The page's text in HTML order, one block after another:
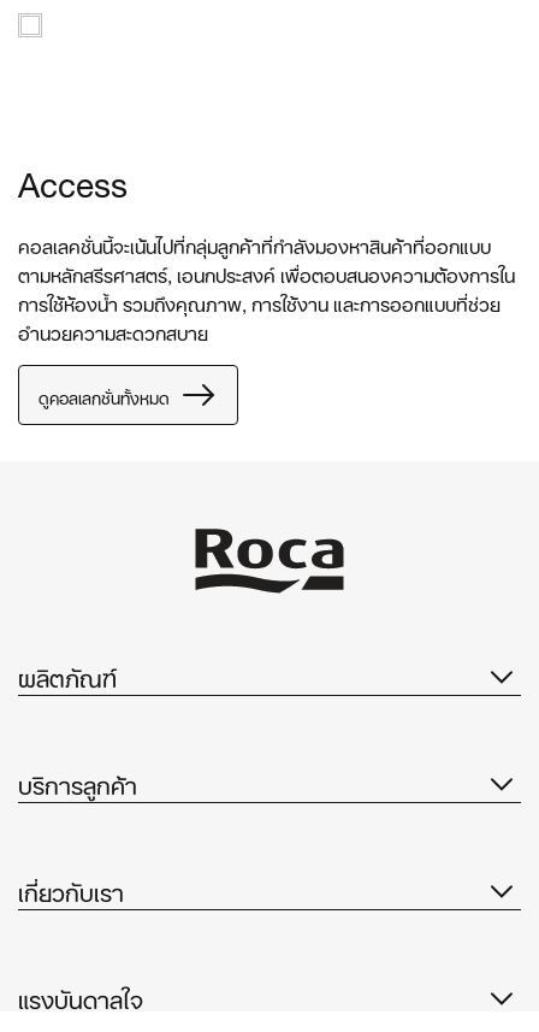
Access
คอลเลคชั่นนี้จะเน้นไปที่กลุ่มลูกค้าที่กำลังมองหาสินค้าที่ออกแบบ
ตามหลักสรีรศาสตร์, เอนกประสงค์ เพื่อตอบสนองความต้องการใน
การใช้ห้องน้ำ รวมถึงคุณภาพ, การใช้งาน และการออกแบบที่ช่วย
อำนวยความสะดวกสบาย
ดูคอลเลกชั่นทั้งหมด
ผลิตภัณฑ์
บริการลูกค้า
เกี่ยวกับเรา
แรงบันดาลใจ